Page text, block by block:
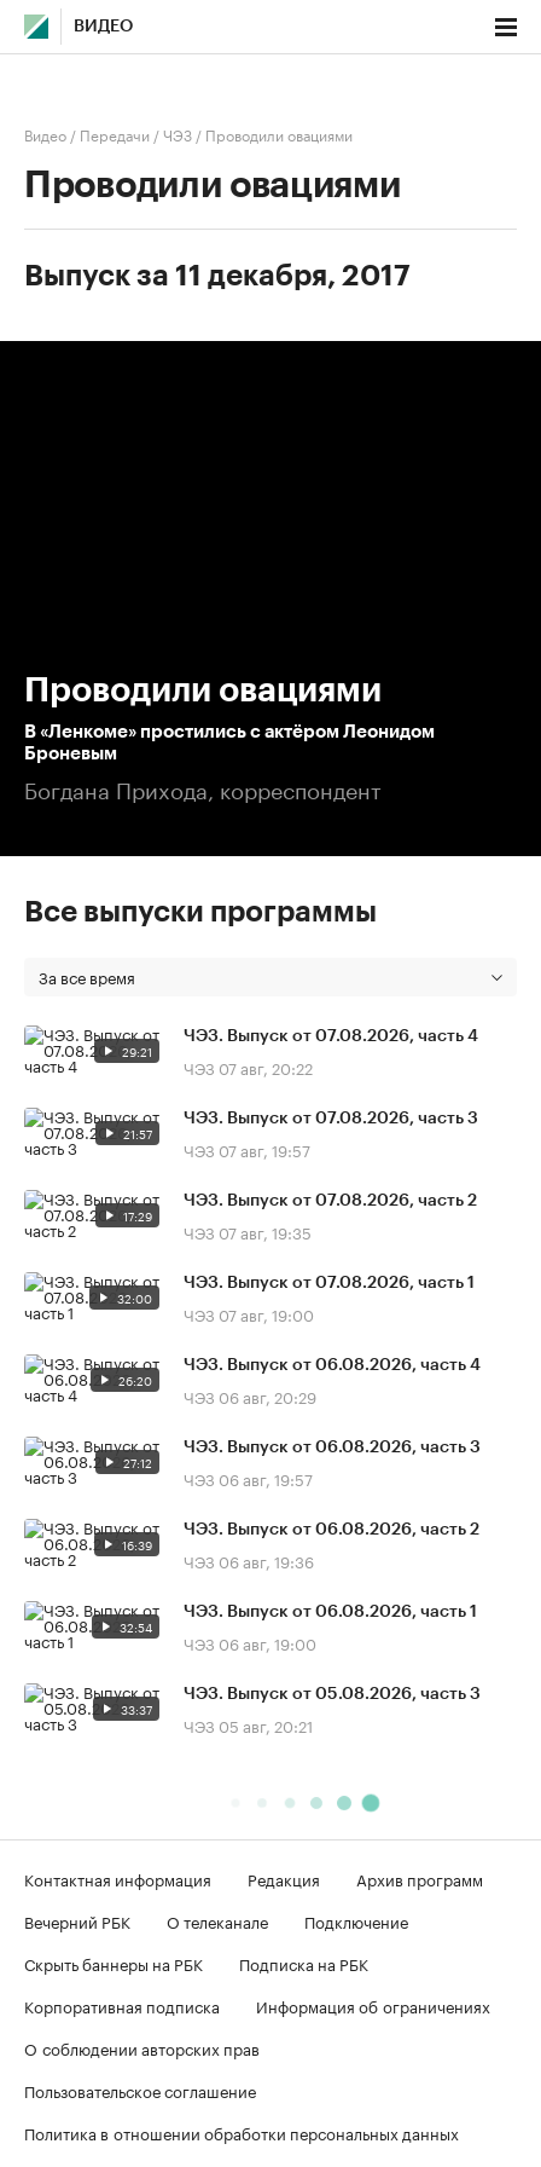
ВИДЕО
Видео / Передачи /ЧЭЗ / Проводили овациями
Проводили овациями
Выпуск за 11 декабря, 2017
Проводили овациями
В «Ленкоме» простились с актёром Леонидом
Броневым
Богдана Прихода, корреспондент
Все выпуски программы
За все время
29:21
ЧЭЗ. Выпуск от 07.08.2026, часть 4
ЧЭЗ 07 авг, 20:22
21:57
ЧЭЗ. Выпуск от 07.08.2026, часть 3
ЧЭЗ 07 авг, 19:57
17:29
ЧЭЗ. Выпуск от 07.08.2026, часть 2
ЧЭЗ 07 авг, 19:35
32:00
ЧЭЗ. Выпуск от 07.08.2026, часть 1
ЧЭЗ 07 авг, 19:00
26:20
ЧЭЗ. Выпуск от 06.08.2026, часть 4
ЧЭЗ 06 авг, 20:29
27:12
ЧЭЗ. Выпуск от 06.08.2026, часть 3
ЧЭЗ 06 авг, 19:57
16:39
ЧЭЗ. Выпуск от 06.08.2026, часть 2
ЧЭЗ 06 авг, 19:36
32:54
ЧЭЗ. Выпуск от 06.08.2026, часть 1
ЧЭЗ 06 авг, 19:00
33:37
ЧЭЗ. Выпуск от 05.08.2026, часть 3
ЧЭЗ 05 авг, 20:21
Контактная информация Редакция
Архив программ
Вечерний РБК
О телеканале
Подключение
Скрыть баннеры на РБК
Подписка на РБК
Корпоративная подписка
Информация об ограничениях
О соблюдении авторских прав
Пользовательское соглашение
Политика в отношении обработки персональных данных